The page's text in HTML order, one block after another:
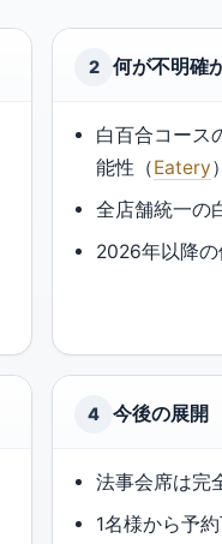
2 何が不明確
白百合コース
能性（Eatery）
全店舗統一の
2026年以降
4 今後の展開
法事会席は完
1名様から予